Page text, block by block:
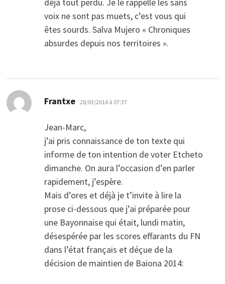
déjà tout perdu. Je le rappelle les sans
voix ne sont pas muets, c’est vous qui
êtes sourds. Salva Mujero « Chroniques
absurdes depuis nos territoires ».
Frantxe dit :
28/03/2014 à 07:37
Jean-Marc,
j’ai pris connaissance de ton texte qui
informe de ton intention de voter Etcheto
dimanche. On aura l’occasion d’en parler
rapidement, j’espère.
Mais d’ores et déjà je t’invite à lire la
prose ci-dessous que j’ai préparée pour
une Bayonnaise qui était, lundi matin,
désespérée par les scores effarants du FN
dans l’état français et déçue de la
décision de maintien de Baiona 2014: